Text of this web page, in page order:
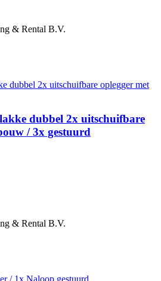
& Rental B.V.
dubbel 2x uitschuifbare
/ 3x gestuurd
& Rental B.V.